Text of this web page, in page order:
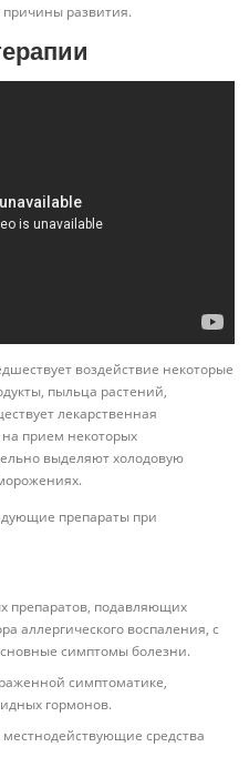
развития.
воздействие некоторые
пыльца растений,
лекарственная
прием некоторых
выделяют холодовую
препараты при
препаратов, подавляющих
аллергического воспаления, с
симптомы болезни.
симптоматике,
гормонов.
средства